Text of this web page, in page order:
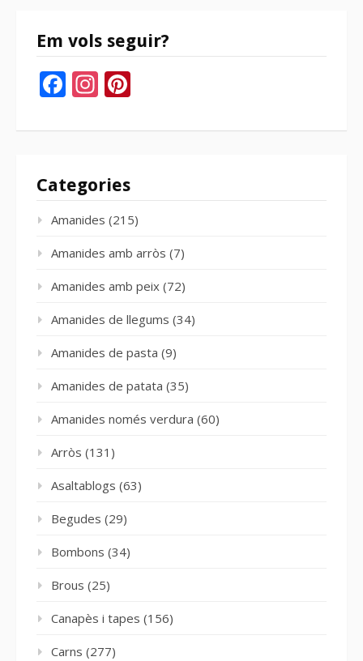
Em vols seguir?
Facebook
Instagram
Categories
Amanides (215)
Amanides amb arròs (7)
Amanides amb peix (72)
Amanides de llegums (34)
Amanides de pasta (9)
Amanides de patata (35)
Amanides només verdura (60)
Arròs (131)
Asaltablogs (63)
Begudes (29)
Bombons (34)
Brous (25)
Canapès i tapes (156)
Carns (277)